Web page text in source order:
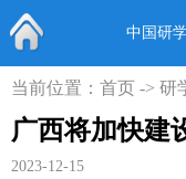
首页
中国研
当前位置： 首页 -> 研
广西将加快建
2023-12-15